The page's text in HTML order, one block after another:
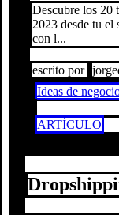
Descubre los 20
2023 desde tu el
con l...
escrito por
Ideas de
ARTÍCULO